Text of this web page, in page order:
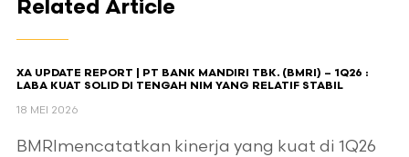
Related Article
XA UPDATE REPORT | PT BANK MANDIRI TBK. (BMRI) – 1Q26 :
LABA KUAT SOLID DI TENGAH NIM YANG RELATIF STABIL
18 MEI 2026
BMRImencatatkan kinerja yang kuat di 1Q26